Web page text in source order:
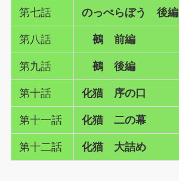
第七話 のっぺらぼう 後編
第八話 鵺 前編
第九話 鵺 後編
第十話 化猫 序の口
第十一話 化猫 二の幕
第十二話 化猫 大詰め